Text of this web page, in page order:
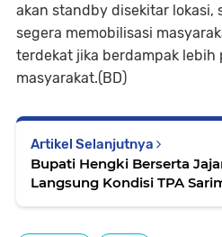
akan standby disekitar lokasi,
segera memobilisasi
terdekat jika berdampak lebih
masyarakat.(BD)
Artikel Selanjutnya
Bupati Hengki Berserta
Langsung Kondisi TPA